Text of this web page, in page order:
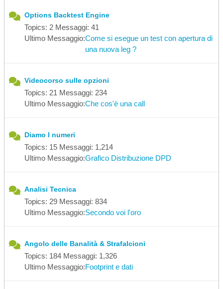
Options Backtest Engine
Topics: 2 Messaggi: 41
Ultimo Messaggio:Come si esegue un test con apertura di
una nuova leg ?
Videocorso sulle opzioni
Topics: 21 Messaggi: 234
Ultimo Messaggio:Che cos'è una call
Diamo I numeri
Topics: 15 Messaggi: 1,214
Ultimo Messaggio:Grafico Distribuzione DPD
Analisi Tecnica
Topics: 29 Messaggi: 834
Ultimo Messaggio:Secondo voi l'oro
Angolo delle Banalità & Strafalcioni
Topics: 184 Messaggi: 1,326
Ultimo Messaggio:Footprint e dati